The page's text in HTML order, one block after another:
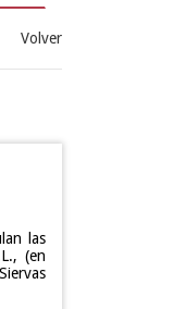
Volver
las
(en